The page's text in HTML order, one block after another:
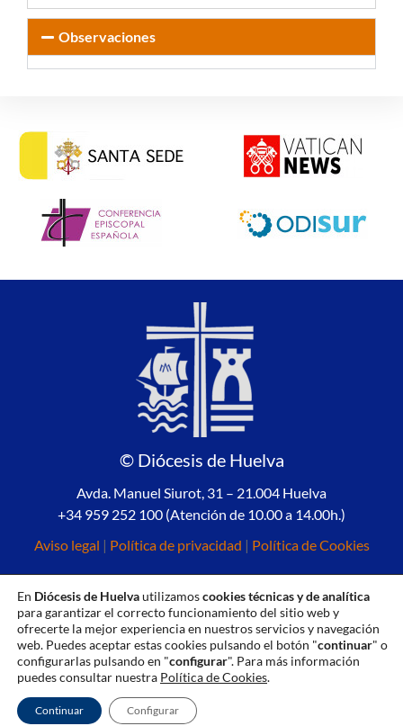
Observaciones
© Diócesis de Huelva
Avda. Manuel Siurot, 31 – 21.004 Huelva
+34 959 252 100 (Atención de 10.00 a 14.00h.)
Aviso legal | Política de privacidad | Política de Cookies
En Diócesis de Huelvautilizamoscookies técnicas y de analítica
para garantizar el correcto funcionamiento del sitio web y
ofrecerte la mejor experiencia en nuestros servicios y navegación
web. Puedes aceptar estas cookies pulsando el botón "continuar" o
configurarlas pulsando en "configurar". Para más información
puedes consultar nuestra Política de Cookies.
Continuar Configurar